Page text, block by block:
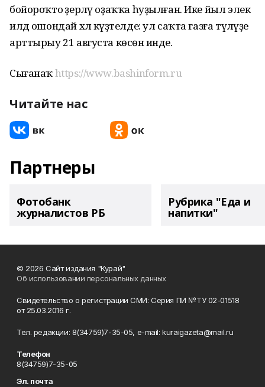
бойороҡто әҙерләү оҙаҡҡа һуҙылған. Ике йыл элек
илдә ошондай хәл күҙәтелде: ул саҡта газға түләүҙе
арттырыу 21 августа көсөнә инде.
Сығанаҡhttps://www.bashinform.ru
Читайте нас
Партнеры
Фотобанк
журналистов РБ
Рубрика "Еда и
напитки"
© 2026 Сайт издания "Курай"
Об использовании персональных данных
Свидетельство о регистрации СМИ: Серия ПИ №ТУ 02-01518
от 25.03.2016 г.
Тел. редакции: 8(34759)7-35-05, e-mail: kuraigazeta@mail.ru
Телефон
8(34759)7-35-05
Эл. почта